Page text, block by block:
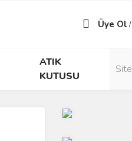
Üye Ol /
ATIK
KUTUSU